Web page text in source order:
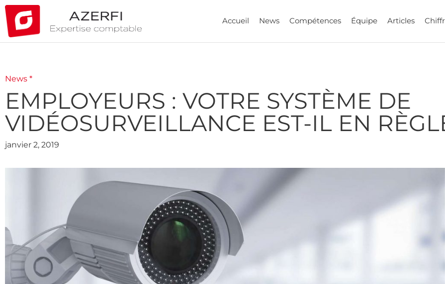
Accueil News Compétences Équipe Articles
News *
EMPLOYEURS : VOTRE SYSTÈME DE
VIDÉOSURVEILLANCE EST-IL EN
janvier 2, 2019